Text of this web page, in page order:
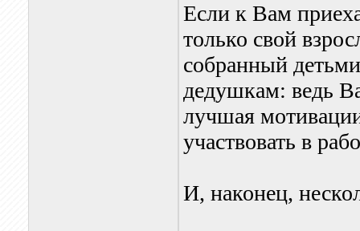
Если к Вам
только свой
собранный
дедушкам: ведь
лучшая
участвовать в
И, наконец,